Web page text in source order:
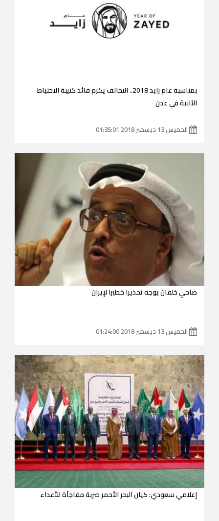
بمناسبة عام زايد 2018.. التحالف يكرم قائد كتيبة الاحتياط
الثانية في عدن
الخميس 13 ديسمبر 2018 01:35:01
ضاحي خلفان يوجه تحذيرا خطيرا لإيران
الخميس 13 ديسمبر 2018 01:24:00
إعلامي سعودي: كيان البحر الأحمر ضربة مفاجآة للأعداء